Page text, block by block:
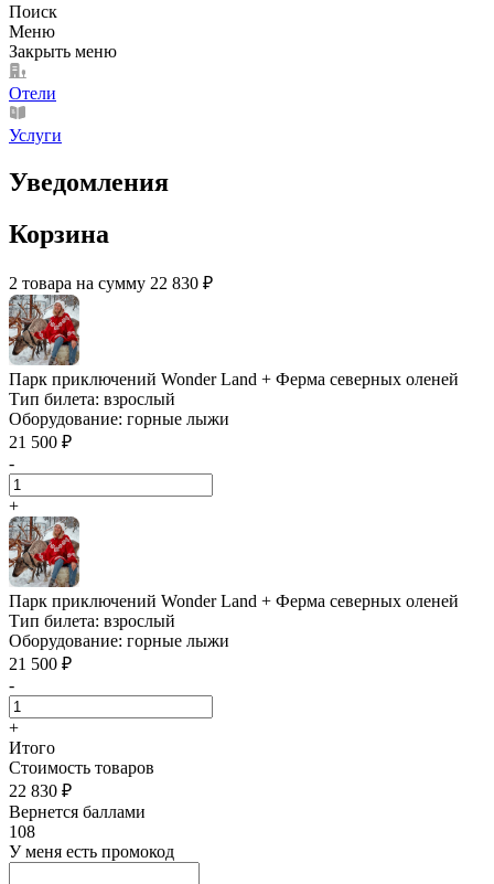
Поиск
Меню
Закрыть меню
Отели
Услуги
Уведомления
Корзина
2 товара на сумму 22 830 ₽
Парк приключений Wonder Land + Ферма северных оленей
Тип билета: взрослый
Оборудование: горные лыжи
21 500 ₽
-
+
Парк приключений Wonder Land + Ферма северных оленей
Тип билета: взрослый
Оборудование: горные лыжи
21 500 ₽
-
+
Итого
Стоимость товаров
22 830 ₽
Вернется баллами
108
У меня есть промокод